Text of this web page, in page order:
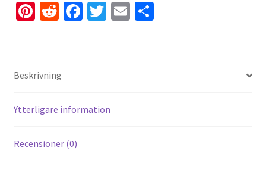
Pi
es
R
di
t
Fa
k
T E D
Beskrivning
Ytterligare information
Recensioner (0)